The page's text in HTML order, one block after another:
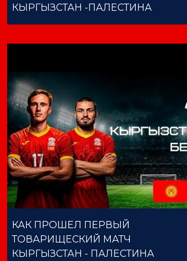
КЫРГЫЗСТАН -ПАЛЕСТИНА
КАК ПРОШЕЛ ПЕРВЫЙ
ТОВАРИЩЕСКИЙ МАТЧ
КЫРГЫЗСТАН - ПАЛЕСТИНА